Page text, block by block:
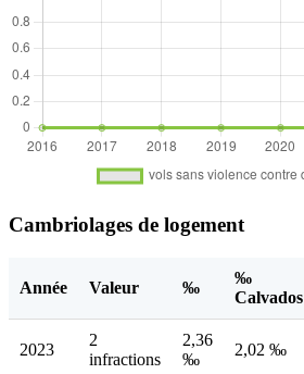
Cambriolages de logement
Année Valeur ‰
‰
Calvados
2023
2
infractions
2,36
‰
2,02 ‰